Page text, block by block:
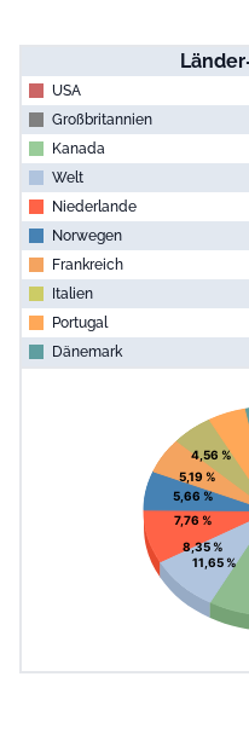
USA
Großbritannien
Kanada
Welt
Niederlande
Norwegen
Frankreich
Italien
Portugal
Dänemark
Pie chart with
View as data
11,65 %
8,35 %
7,76 %
5,66 %
5,19 %
4,56 %